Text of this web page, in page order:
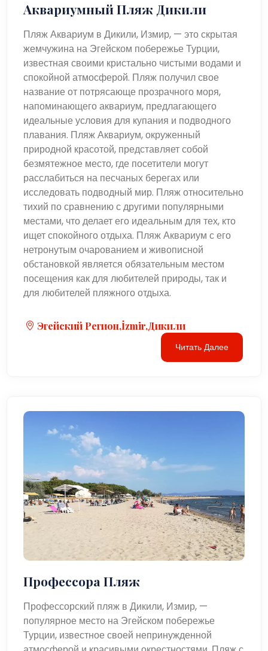
Аквариумный Пляж Дикили
Пляж Аквариум в Дикили, Измир, — это скрытая
жемчужина на Эгейском побережье Турции,
известная своими кристально чистыми водами и
спокойной атмосферой. Пляж получил свое
название от потрясающе прозрачного моря,
напоминающего аквариум, предлагающего
идеальные условия для купания и подводного
плавания. Пляж Аквариум, окруженный
природной красотой, представляет собой
безмятежное место, где посетители могут
расслабиться на песчаных берегах или
исследовать подводный мир. Пляж относительно
тихий по сравнению с другими популярными
местами, что делает его идеальным для тех, кто
ищет спокойного отдыха. Пляж Аквариум с его
нетронутым очарованием и живописной
обстановкой является обязательным местом
посещения как для любителей природы, так и
для любителей пляжного отдыха.
Эгейский Регион,İzmir,Дикили
Читать Далее
Профессора Пляж
Профессорский пляж в Дикили, Измир, —
популярное место на Эгейском побережье
Турции, известное своей непринужденной